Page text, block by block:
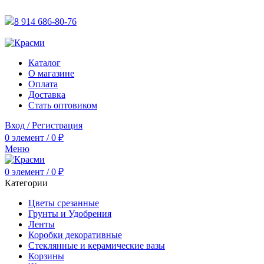
8 914 686-80-76
Каталог
О магазине
Оплата
Доставка
Стать оптовиком
Вход / Регистрация
0 элемент / 0 ₽
Меню
0 элемент / 0 ₽
Категории
Цветы срезанные
Грунты и Удобрения
Ленты
Коробки декоративные
Стеклянные и керамические вазы
Корзины